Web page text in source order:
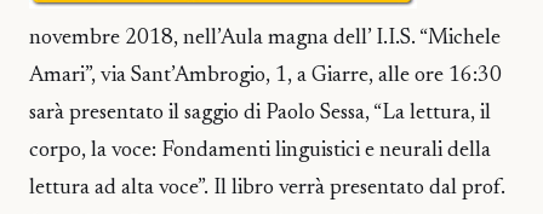
novembre 2018, nell’Aula magna dell’ I.I.S. “Michele
Amari”, via Sant’Ambrogio, 1, a Giarre, alle ore 16:30
sarà presentato il saggio di Paolo Sessa, “La lettura, il
corpo, la voce: Fondamenti linguistici e neurali della
lettura ad alta voce”. Il libro verrà presentato dal prof.